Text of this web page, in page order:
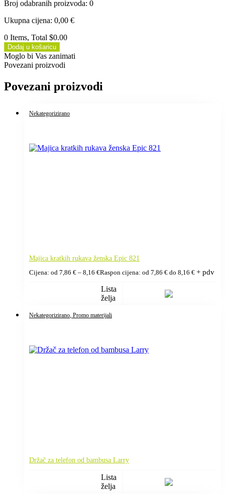
Broj odabranih proizvoda: 0
Ukupna cijena: 0,00 €
0 Items, Total $0.00
Dodaj u košaricu
Moglo bi Vas zanimati
Povezani proizvodi
Povezani proizvodi
Nekategorizirano
Majica kratkih rukava ženska Epic 821
Cijena: od 7,86 € – 8,16 €Raspon cijena: od 7,86 € do 8,16 € + pdv
Lista
želja
Nekategorizirano , Promo materijali
Držač za telefon od bambusa Larry
Lista
želja